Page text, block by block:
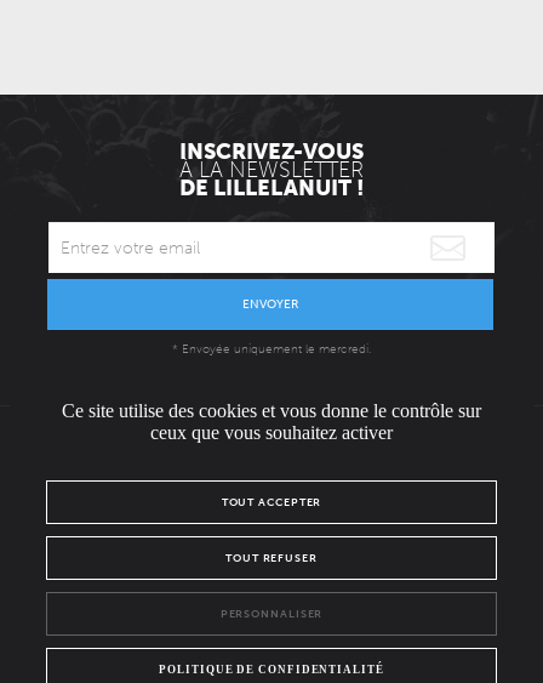
INSCRIVEZ-VOUS
À LA NEWSLETTER
DE LILLELANUIT !
ENVOYER
* Envoyée uniquement le mercredi.
L'ÉQUIPE
POLITIQUE DE CONFIDENTIALITÉ
FacebookInstagram
Ce site utilise des cookies et vous donne le contrôle sur
ceux que vous souhaitez activer
TOUT ACCEPTER
TOUT REFUSER
PERSONNALISER
POLITIQUE DE CONFIDENTIALITÉ